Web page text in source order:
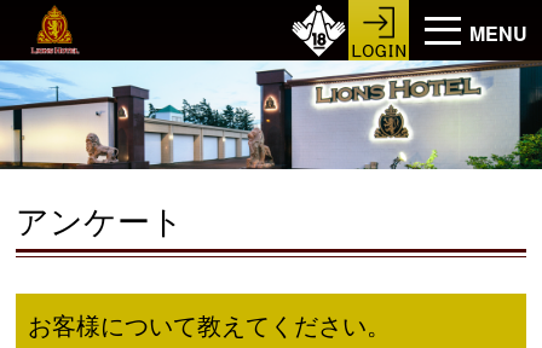
MENU
アンケート
お客様について教えてください。